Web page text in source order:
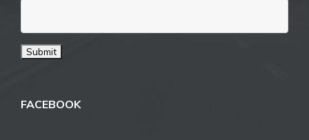
FACEBOOK